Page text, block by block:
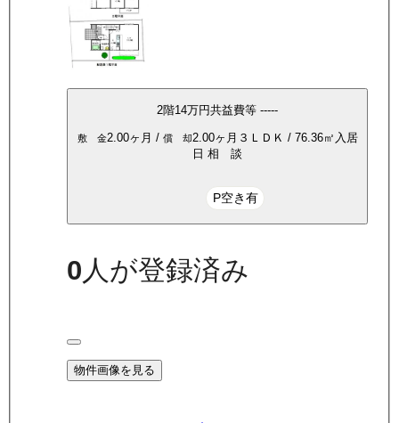
2階14万円共益費等 -----
敷 金2.00ヶ月 / 償 却2.00ヶ月 ３ＬＤＫ / 76.36㎡ 入居
日 相 談
P空き有
0人が登録済み
物件画像を見る